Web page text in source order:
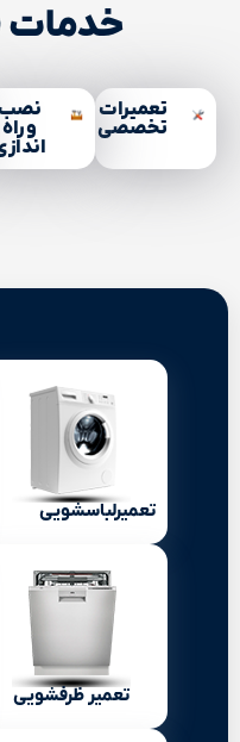
خدمات
تعمیرات
تخصصی
و راه
تعمیرلباسشویی
تعمیر ظرفشویی